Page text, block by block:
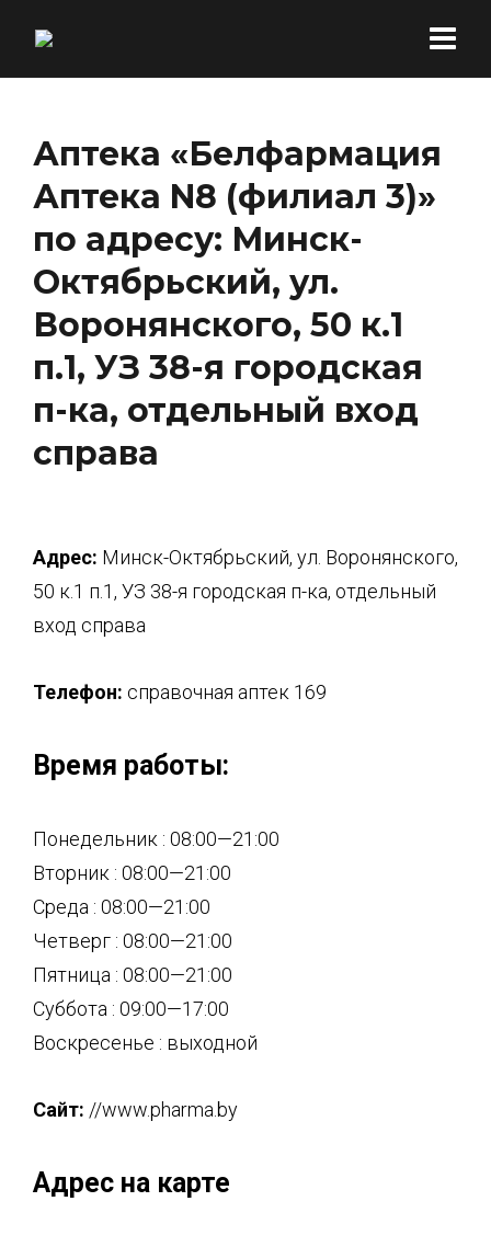
Аптека «Белфармация
Аптека N8 (филиал 3)»
по адресу: Минск-
Октябрьский, ул.
Воронянского, 50 к.1
п.1, УЗ 38-я городская
п-ка, отдельный вход
справа
Адрес: Минск-Октябрьский, ул. Воронянского,
50 к.1 п.1, УЗ 38-я городская п-ка, отдельный
вход справа
Телефон: справочная аптек 169
Время работы:
Понедельник : 08:00—21:00
Вторник : 08:00—21:00
Среда : 08:00—21:00
Четверг : 08:00—21:00
Пятница : 08:00—21:00
Суббота : 09:00—17:00
Воскресенье : выходной
Сайт: //www.pharma.by
Адрес на карте